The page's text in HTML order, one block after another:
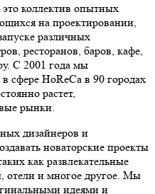
коллектив опытных
на проектировании,
различных
ресторанов, баров, кафе,
С 2001 года мы
сфере HoReCa в 90 городах
растет,
рынки.
дизайнеров и
новаторские проекты
как развлекательные
отели и многое другое. Мы
идеями и